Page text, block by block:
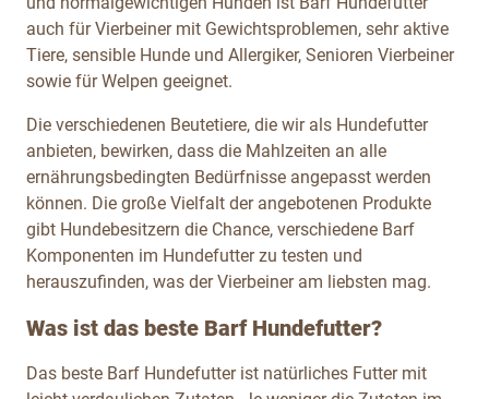
auch für Vierbeiner mit Gewichtsproblemen, sehr aktive
Tiere, sensible Hunde und Allergiker, Senioren Vierbeiner
sowie für Welpen geeignet.
Die verschiedenen Beutetiere, die wir als Hundefutter
anbieten, bewirken, dass die Mahlzeiten an alle
ernährungsbedingten Bedürfnisse angepasst werden
können. Die große Vielfalt der angebotenen Produkte
gibt Hundebesitzern die Chance, verschiedene Barf
Komponenten im Hundefutter zu testen und
herauszufinden, was der Vierbeiner am liebsten mag.
Was ist das beste Barf Hundefutter?
Das beste Barf Hundefutter ist natürliches Futter mit